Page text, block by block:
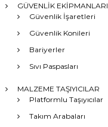
GÜVENLİK EKİPMANLARI
Güvenlik İşaretleri
Güvenlik Konileri
Bariyerler
Sıvı Paspasları
MALZEME TAŞIYICILAR
Platformlu Taşıyıcılar
Takım Arabaları